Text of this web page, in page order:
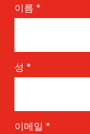
이름 *
성 *
이메일 *